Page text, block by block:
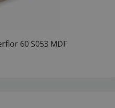
60 S053 MDF